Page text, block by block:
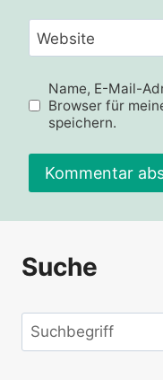
Website
Name, E-Mail-
Browser für
speichern.
Suche
Suchen